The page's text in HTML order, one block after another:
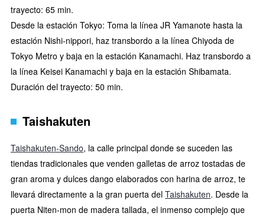
trayecto: 65 min.
Desde la estación Tokyo: Toma la línea JR Yamanote hasta la
estación Nishi-nippori, haz transbordo a la línea Chiyoda de
Tokyo Metro y baja en la estación Kanamachi. Haz transbordo a
la línea Keisei Kanamachi y baja en la estación Shibamata.
Duración del trayecto: 50 min.
Taishakuten
Taishakuten-Sando, la calle principal donde se suceden las
tiendas tradicionales que venden galletas de arroz tostadas de
gran aroma y dulces dango elaborados con harina de arroz, te
llevará directamente a la gran puerta del Taishakuten. Desde la
puerta Niten-mon de madera tallada, el inmenso complejo que